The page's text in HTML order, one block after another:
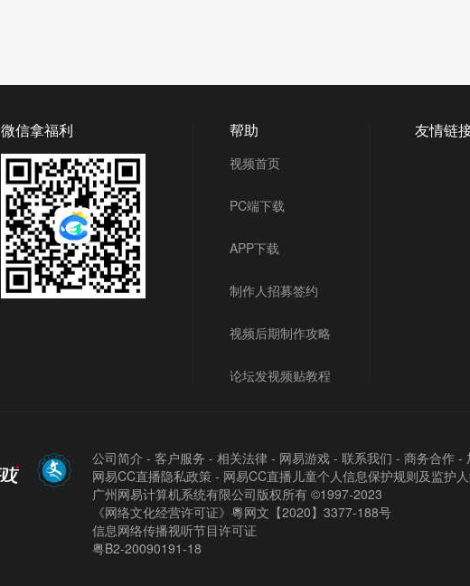
微信拿福利 帮助
视频首页
PC端下载
APP下载
制作人招募签约
视频后期制作攻略
论坛发视频贴教程
友情链
公司简介 - 客户服务 - 相关法律 - 网易游戏 - 联系我们 - 商务合作 -
网易CC直播隐私政策 - 网易CC直播儿童个人信息保护规则及监护
广州网易计算机系统有限公司版权所有 ©1997-2023
《网络文化经营许可证》粵网文【2020】3377-188号
信息网络传播视听节目许可证
粤B2-20090191-18